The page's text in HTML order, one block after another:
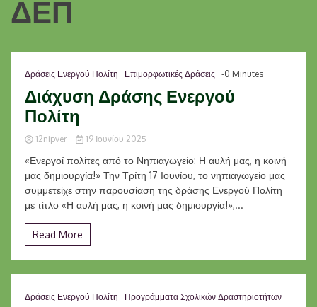
ΔΕΠ
Δράσεις Ενεργού Πολίτη Επιμορφωτικές Δράσεις -0 Minutes
Διάχυση Δράσης Ενεργού
Πολίτη
12nipver 19 Ιουνίου 2025
«Ενεργοί πολίτες από το Νηπιαγωγείο: Η αυλή μας, η κοινή
μας δημιουργία!» Την Τρίτη 17 Ιουνίου, το νηπιαγωγείο μας
συμμετείχε στην παρουσίαση της δράσης Ενεργού Πολίτη
με τίτλο «Η αυλή μας, η κοινή μας δημιουργία!»,...
Read More
Δράσεις Ενεργού Πολίτη
Προγράμματα Σχολικών Δραστηριοτήτων